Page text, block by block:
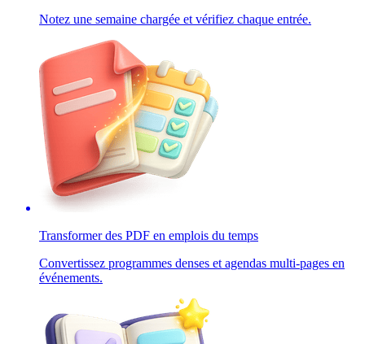
Notez une semaine chargée et vérifiez chaque entrée.
Transformer des PDF en emplois du temps
Convertissez programmes denses et agendas multi-pages en
événements.